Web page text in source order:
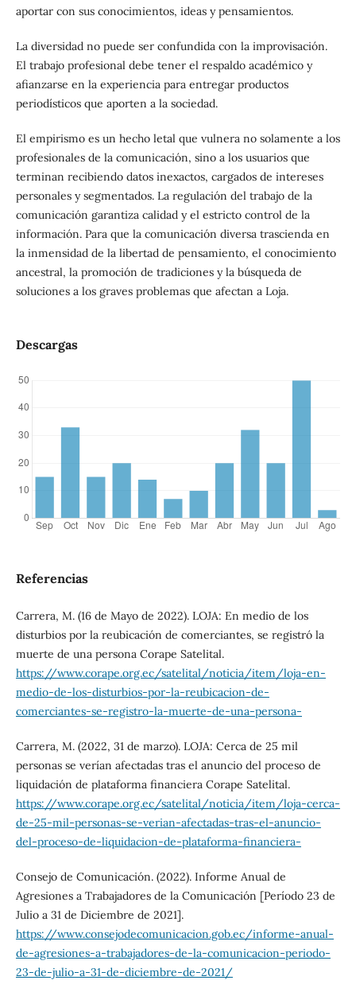
aportar con sus conocimientos, ideas y pensamientos.
La diversidad no puede ser confundida con la improvisación.
El trabajo profesional debe tener el respaldo académico y
afianzarse en la experiencia para entregar productos
periodísticos que aporten a la sociedad.
El empirismo es un hecho letal que vulnera no solamente a los
profesionales de la comunicación, sino a los usuarios que
terminan recibiendo datos inexactos, cargados de intereses
personales y segmentados. La regulación del trabajo de la
comunicación garantiza calidad y el estricto control de la
información. Para que la comunicación diversa trascienda en
la inmensidad de la libertad de pensamiento, el conocimiento
ancestral, la promoción de tradiciones y la búsqueda de
soluciones a los graves problemas que afectan a Loja.
Descargas
Referencias
Carrera, M. (16 de Mayo de 2022). LOJA: En medio de los
disturbios por la reubicación de comerciantes, se registró la
muerte de una persona Corape Satelital.
https://www.corape.org.ec/satelital/noticia/item/loja-en-
medio-de-los-disturbios-por-la-reubicacion-de-
comerciantes-se-registro-la-muerte-de-una-persona-
Carrera, M. (2022, 31 de marzo). LOJA: Cerca de 25 mil
personas se verían afectadas tras el anuncio del proceso de
liquidación de plataforma financiera Corape Satelital.
https://www.corape.org.ec/satelital/noticia/item/loja-cerca-
de-25-mil-personas-se-verian-afectadas-tras-el-anuncio-
del-proceso-de-liquidacion-de-plataforma-financiera-
Consejo de Comunicación. (2022). Informe Anual de
Agresiones a Trabajadores de la Comunicación [Período 23 de
Julio a 31 de Diciembre de 2021].
https://www.consejodecomunicacion.gob.ec/informe-anual-
de-agresiones-a-trabajadores-de-la-comunicacion-periodo-
23-de-julio-a-31-de-diciembre-de-2021/